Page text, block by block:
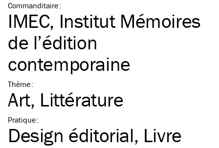
Commanditaire:
IMEC, Institut Mémoires
de l’édition
contemporaine
Thème:
Art Littérature
Pratique:
Design éditorial Livre